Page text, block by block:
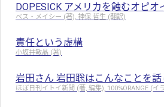
DOPESICK アメリカを蝕むオピオ
ベス・メイシー (著), 神保 哲生 (翻訳)
責任という虚構
小坂井敏晶 (著)
岩田さん 岩田聡はこんなことを話
ほぼ日刊イトイ新聞 (著, 編集), 100%ORANGE (イ